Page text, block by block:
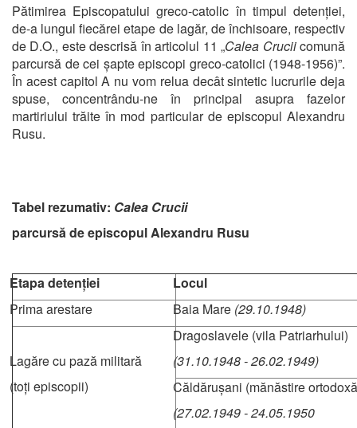
Pătimirea Episcopatului greco-catolic în timpul detenției,
de-a lungul fiecărei etape de lagăr, de închisoare, respectiv
de D.O., este descrisă în articolul 11 „Calea Cruciicomună
parcursă de cei șapte episcopi greco-catolici (1948-1956)”.
În acest capitol A nu vom relua decât sintetic lucrurile deja
spuse, concentrându-ne în principal asupra fazelor
martiriului trăite în mod particular de episcopul Alexandru
Rusu.
Tabel rezumativ: Calea Crucii
parcursă de episcopul Alexandru Rusu
Etapa detenției
Locul
Prima arestare
Baia Mare (29.10.1948)
Lagăre cu pază militară
(toți episcopii)
Dragoslavele (vila Patriarhului)
(31.10.1948 - 26.02.1949)
Căldărușani (mănăstire
(27.02.1949 - 24.05.1950